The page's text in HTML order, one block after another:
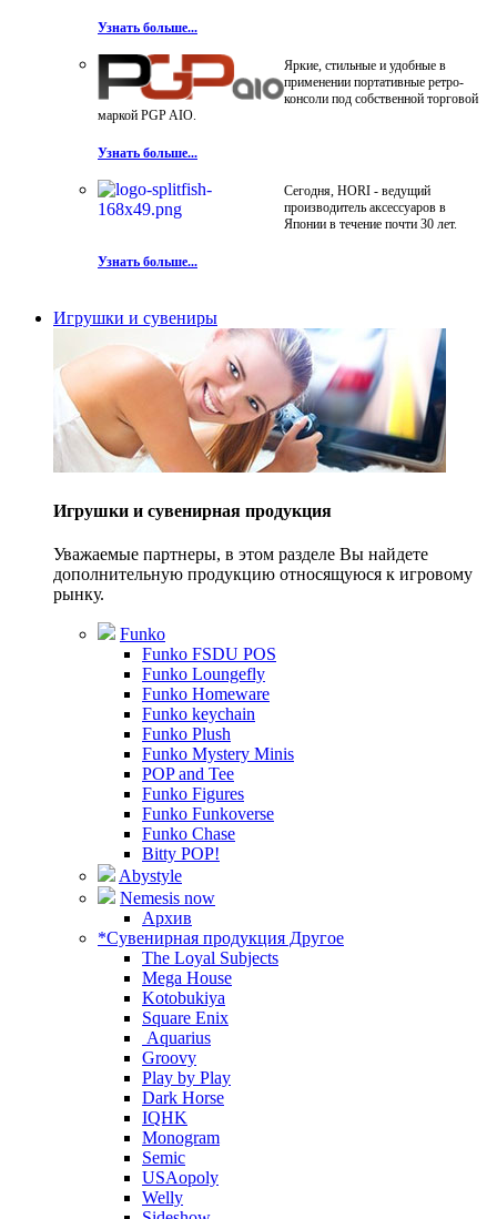
Узнать больше...
Яркие, стильные и удобные в
применении портативные ретро-
консоли под собственной торговой
маркой PGP AIO.
Узнать больше...
Сегодня, HORI - ведущий
производитель аксессуаров в
Японии в течение почти 30 лет.
Узнать больше...
Игрушки и сувениры
Игрушки и сувенирная продукция
Уважаемые партнеры, в этом разделе Вы найдете
дополнительную продукцию относящуюся к игровому
рынку.
Funko
Funko FSDU POS
Funko Loungefly
Funko Homeware
Funko keychain
Funko Plush
Funko Mystery Minis
POP and Tee
Funko Figures
Funko Funkoverse
Funko Chase
Bitty POP!
Abystyle
Nemesis now
Архив
*Сувенирная продукция Другое
The Loyal Subjects
Mega House
Kotobukiya
Square Enix
Aquarius
Groovy
Play by Play
Dark Horse
IQHK
Monogram
Semic
USAopoly
Welly